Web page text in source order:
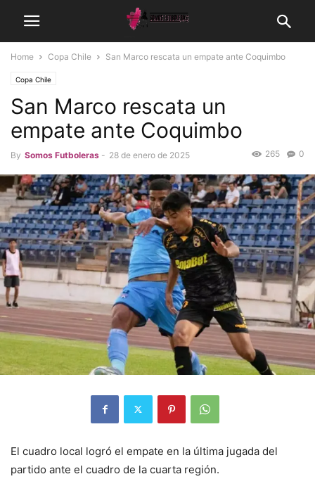
Home Copa Chile San Marco rescata un empate ante Coquimbo
Copa Chile
San Marco rescata un
empate ante Coquimbo
By Somos Futboleras - 28 de enero de 2025 0
265
El cuadro local logró el empate en la última jugada del
partido ante el cuadro de la cuarta región.